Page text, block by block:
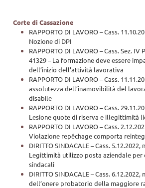
Corte di Cassazione
RAPPORTO DI LAVORO – Cass.
Nozione di DPI
RAPPORTO DI LAVORO – Cass. Sez. IV
41329 – La formazione deve essere
dell’inizio dell’attività lavorativa
RAPPORTO DI LAVORO – Cass.
assolutezza dell’inamovibilità del
disabile
RAPPORTO DI LAVORO – Cass.
Lesione quote di riserva e illegittimità
RAPPORTO DI LAVORO – Cass.
Violazione repêchage comporta
DIRITTO SINDACALE – Cass. 5.12.2022,
Legittimità utilizzo posta aziendale per
sindacali
DIRITTO SINDACALE – Cass. 6.12.2022,
dell’onere probatorio della maggiore